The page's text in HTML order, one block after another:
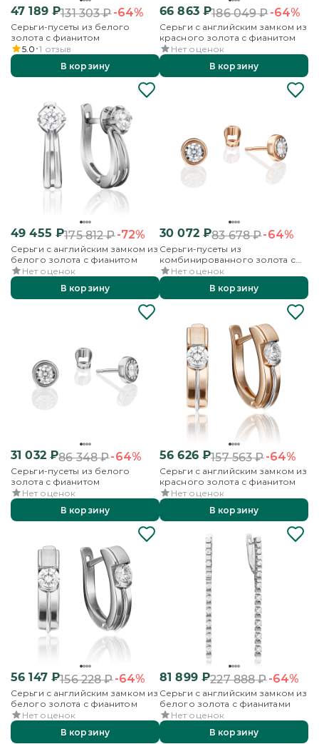
47 189₽131 303₽-64%
Серьги-пусеты из белого
золота с фианитом
5.0 1 отзыв
В корзину
66 863₽186 049₽-64%
Серьги с английским замком из
красного золота с фианитом
Нет оценок
В корзину
49 455 ₽175 812₽-72%
Серьги с английским замком из
белого золота с фианитом
Нет оценок
В корзину
30 072₽83 678₽-64%
Серьги-пусеты из
комбинированного золота с
фианитом
Нет оценок
В корзину
31 032₽86 348₽-64%
Серьги-пусеты из белого
золота с фианитом
Нет оценок
В корзину
56 626₽157 563₽-64%
Серьги с английским замком из
красного золота с фианитом
Нет оценок
В корзину
56 147₽156 228₽-64%
Серьги с английским замком из
белого золота с фианитом
Нет оценок
В корзину
81 899₽227 888₽-64%
Серьги с английским замком из
белого золота с фианитами
Нет оценок
В корзину